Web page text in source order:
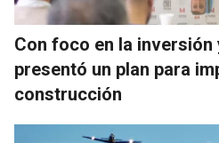
Con foco en la inversión
presentó un plan para
construcción